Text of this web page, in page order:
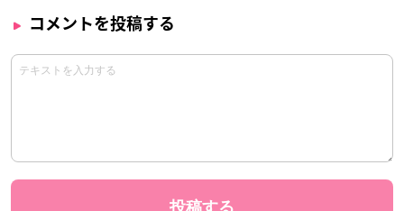
コメントを投稿する